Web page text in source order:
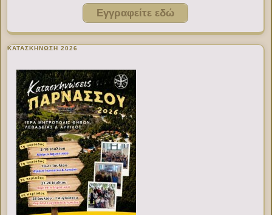
Εγγραφείτε εδώ
ΚΑΤΑΣΚΗΝΩΣΗ 2026